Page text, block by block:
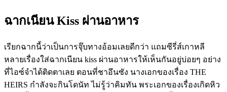
ฉากเนียนKiss ผ่านอาหาร
เรียกฉากนี้ว่าเป็นการจุ๊บทางอ้อมเลยดีกว่า แถมซีรี่ส์เกาหลี
หลายเรื่องใส่ฉากเนียน kiss ผ่านอาหารให้เห็นกันอยู่บ่อยๆ อย่าง
ที่ไอซ์จำได้ติดตาเลย ตอนที่ชาอึนซัง นางเอกของเรื่อง THE
HEIRS กำลังจะกินโดนัท ไม่รู้ว่าคิมทัน พระเอกของเรื่องเกิดหิว